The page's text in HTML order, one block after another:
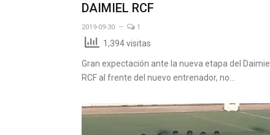
DAIMIEL RCF
2019-09-30 1
1,394 visitas
Gran expectación ante la nueva etapa del Daimiel
RCF al frente del nuevo entrenador, no…